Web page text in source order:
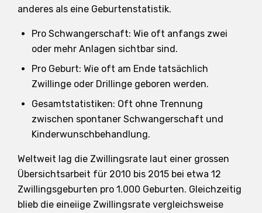
anderes als eine Geburtenstatistik.
Pro Schwangerschaft: Wie oft anfangs zwei
oder mehr Anlagen sichtbar sind.
Pro Geburt: Wie oft am Ende tatsächlich
Zwillinge oder Drillinge geboren werden.
Gesamtstatistiken: Oft ohne Trennung
zwischen spontaner Schwangerschaft und
Kinderwunschbehandlung.
Weltweit lag die Zwillingsrate laut einer grossen
Übersichtsarbeit für 2010 bis 2015 bei etwa 12
Zwillingsgeburten pro 1.000 Geburten. Gleichzeitig
blieb die eineiige Zwillingsrate vergleichsweise